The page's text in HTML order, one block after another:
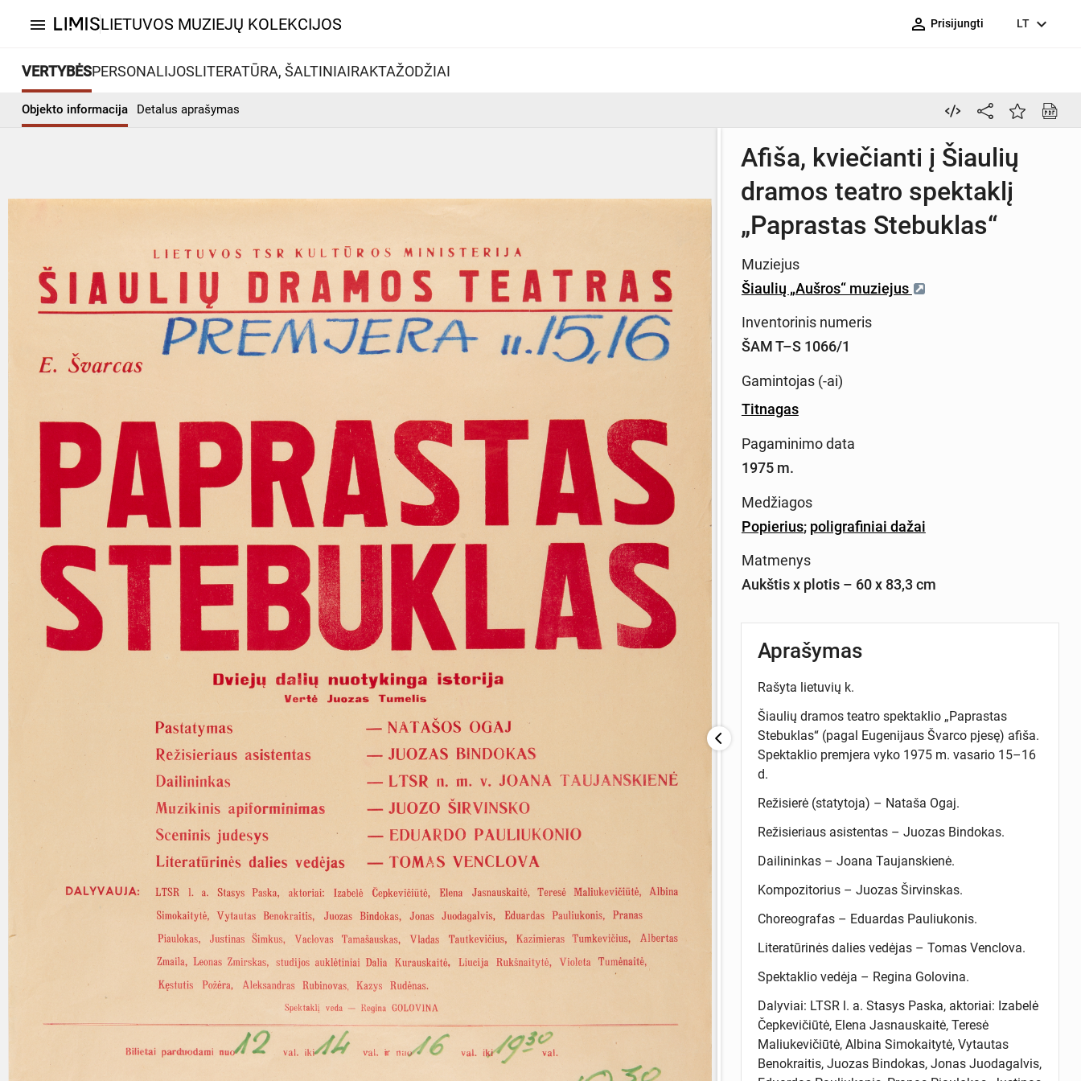
menu LIETUVOS MUZIEJŲ KOLEKCIJOS person_outline Prisijungti LT expand_more
VERTYBĖSPERSONALIJOSLITERATŪRA, ŠALTINIAIRAKTAŽODŽIAI
Objekto informacija Detalus aprašymas
Afiša, kviečianti į Šiaulių
dramos teatro spektaklį
„Paprastas Stebuklas“
Muziejus
Šiaulių „Aušros“ muziejus
Inventorinis numeris
ŠAM T–S 1066/1
Gamintojas (-ai)
Titnagas
Pagaminimo data
1975 m.
Medžiagos
Popierius; poligrafiniai dažai
Matmenys
Aukštis x plotis – 60 x 83,3 cm
Aprašymas
Rašyta lietuvių k.
Šiaulių dramos teatro spektaklio „Paprastas
Stebuklas“ (pagal Eugenijaus Švarco pjesę) afiša.
Spektaklio premjera vyko 1975 m. vasario 15–16
d.
Režisierė (statytoja) – Nataša Ogaj.
Režisieriaus asistentas – Juozas Bindokas.
Dailininkas – Joana Taujanskienė.
Kompozitorius – Juozas Širvinskas.
Choreografas – Eduardas Pauliukonis.
Literatūrinės dalies vedėjas – Tomas Venclova.
Spektaklio vedėja – Regina Golovina.
Dalyviai: LTSR l. a. Stasys Paska, aktoriai: Izabelė
Čepkevičiūtė, Elena Jasnauskaitė, Teresė
Maliukevičiūtė, Albina Simokaitytė, Vytautas
Benokraitis, Juozas Bindokas, Jonas Juodagalvis,